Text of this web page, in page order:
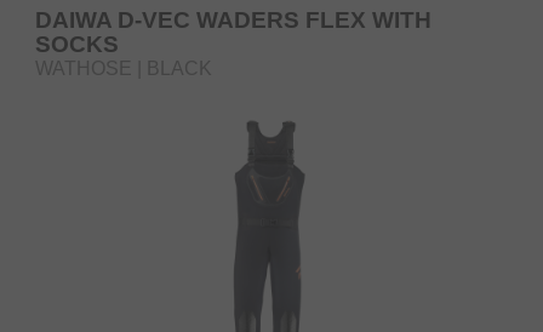
DAIWA D-VEC WADERS FLEX WITH
SOCKS
WATHOSE | BLACK